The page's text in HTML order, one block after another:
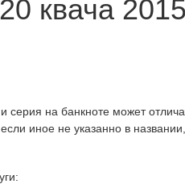
квача
серия на банкноте может
иное не указанно в